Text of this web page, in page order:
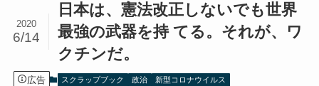
日本は、憲法改正しないでも世界
最強の武器を持 てる。それが、ワ
クチンだ。
2020
6/14
広告 スクラップブック 政治 新型コロナウイルス